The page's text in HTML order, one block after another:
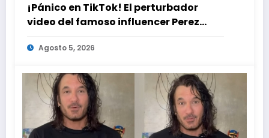
¡Pánico en TikTok! El perturbador
video del famoso influencer Perez
Hilton que obligó a sus fans a pedir
ayuda médica
Agosto 5, 2026